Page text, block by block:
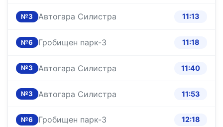
№3 Автогара Силистра 11:13
№6 Гробищен парк-3 11:18
№3 Автогара Силистра 11:40
№3 Автогара Силистра 11:53
№6 Гробищен парк-3 12:18